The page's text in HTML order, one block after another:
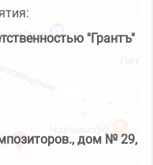
"Грантъ"
дом № 29,